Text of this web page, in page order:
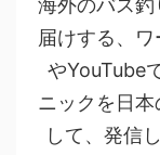
海外のバス
届けする、
やYouTube
ニックを日
して、発信